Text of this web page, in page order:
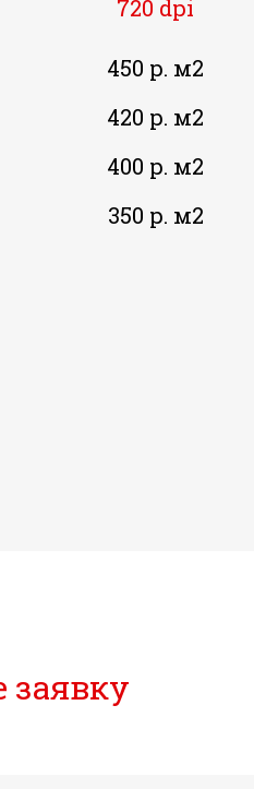
720 dpi
450 р. м2
420 р. м2
400 р. м2
350 р. м2
заявку